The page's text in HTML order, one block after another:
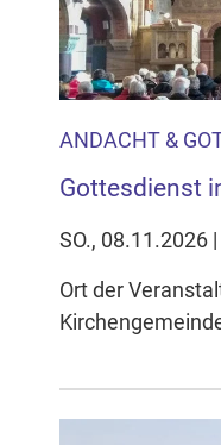
ANDACHT &
Gottesdienst
SO., 08.11.2026
Ort der